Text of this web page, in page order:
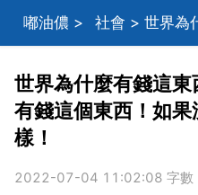
嘟油儂 > 社會 > 世界為
什麼會有錢這個東西！如
世界為什麼有錢這
有錢這個東西！如
樣！
2022-07-04 11:02:08 字數